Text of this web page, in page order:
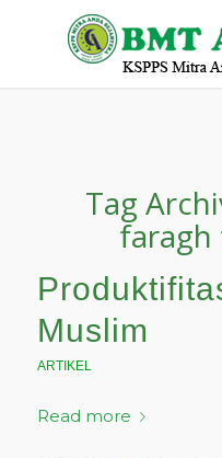
Tag
faragh
Muslim
ARTIKEL
Read more